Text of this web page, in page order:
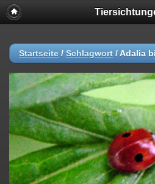
Startseite / Schlagwort / Adalia